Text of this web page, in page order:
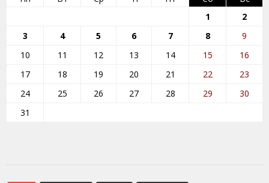
1
2
3
4 5 6 7 8
9
10
11 12 13 14 15
16
17
18 19 20 21 22
23
24
25 26 27 28 29
30
31